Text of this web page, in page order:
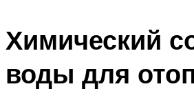
Химический
воды для